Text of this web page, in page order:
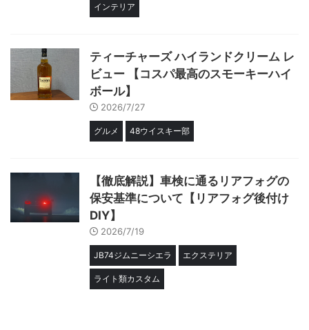
インテリア
ティーチャーズ ハイランドクリーム レ
ビュー 【コスパ最高のスモーキーハイ
ボール】
2026/7/27
グルメ 48ウイスキー部
【徹底解説】車検に通るリアフォグの
保安基準について【リアフォグ後付け
DIY】
2026/7/19
JB74ジムニーシエラ エクステリア
ライト類カスタム